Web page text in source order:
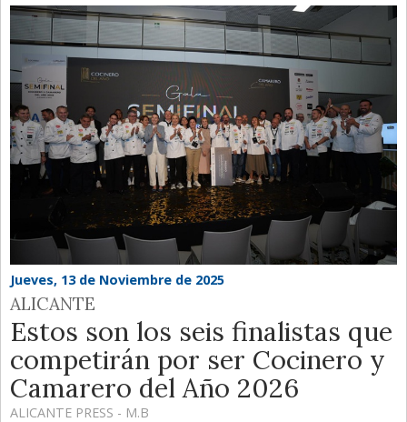
Jueves, 13 de Noviembre de 2025
ALICANTE
Estos son los seis finalistas que
competirán por ser Cocinero y
Camarero del Año 2026
ALICANTE PRESS - M.B